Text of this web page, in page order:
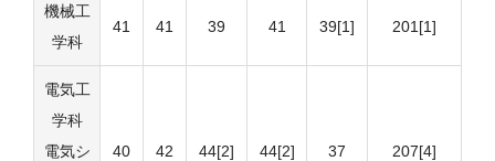
機械工
学科
41 41 39 41 39[1] 201[1]
電気工
学科
電気シ
40 42 44[2] 44[2] 37 207[4]